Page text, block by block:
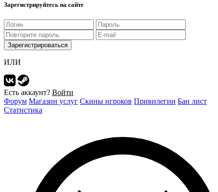
Зарегистрируйтесь на сайте
Зарегистрироваться
ИЛИ
Есть аккаунт? Войти
Форум Магазин услуг Скины игроков Привилегии Бан лист
Статистика